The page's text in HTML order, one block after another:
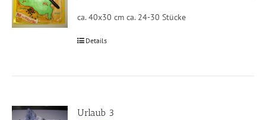
ca. 40x30 cm ca. 24-30 Stücke
Details
Urlaub 3